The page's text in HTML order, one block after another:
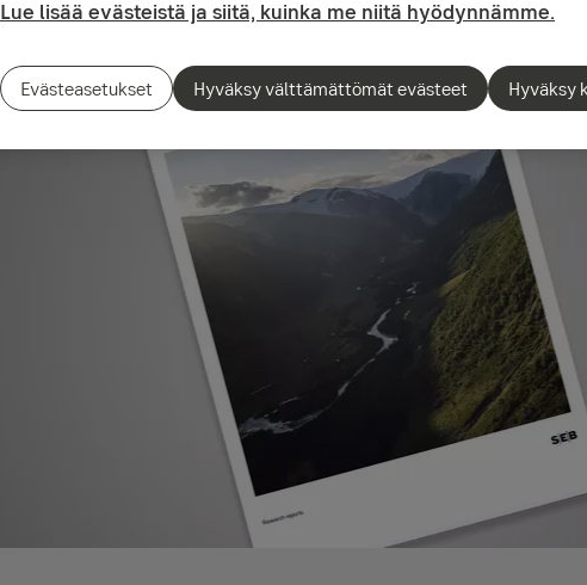
Lue lisää evästeistä ja siitä, kuinka me niitä hyödynnämme.
Evästeasetukset Hyväksy välttämättömät evästeet Hyväksy